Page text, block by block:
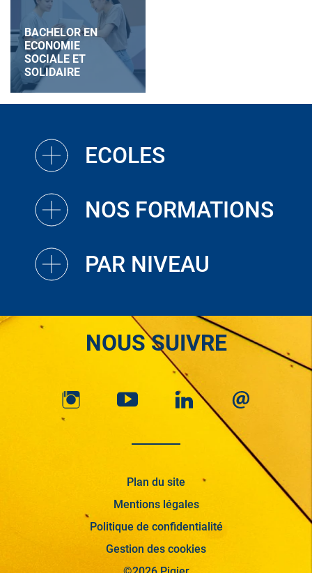
BACHELOR EN
ECONOMIE
SOCIALE ET
SOLIDAIRE
ECOLES
NOS FORMATIONS
PAR NIVEAU
NOUS SUIVRE
Plan du site
Mentions légales
Politique de confidentialité
Gestion des cookies